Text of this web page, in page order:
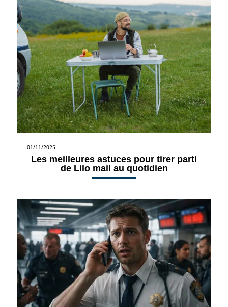
01/11/2025
Les meilleures astuces pour tirer parti
de Lilo mail au quotidien